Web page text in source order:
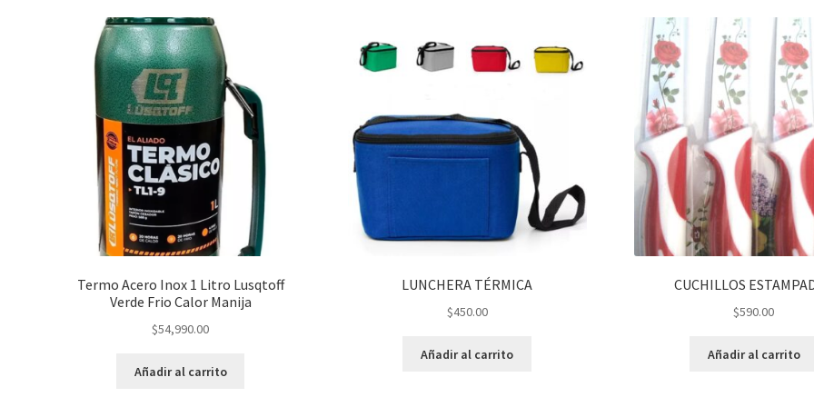
Termo Acero Inox 1 Litro Lusqtoff
Verde Frio Calor Manija
$54,990.00
Añadir al carrito
LUNCHERA TÉRMICA
$450.00
Añadir al carrito
CUCHILLOS
$590.00
Añadir al carrito